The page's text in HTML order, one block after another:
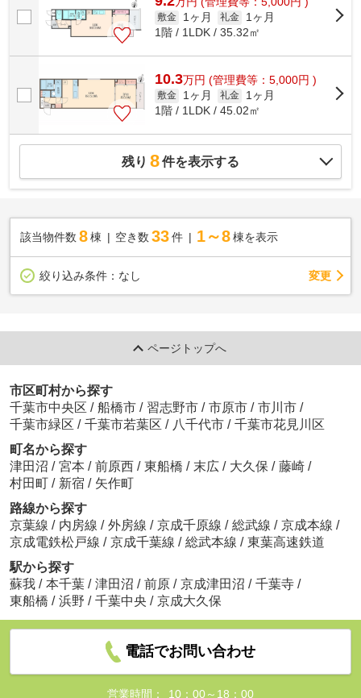
敷金 1ヶ月 礼金
1ヶ月
1階 / 1LDK / 35.32㎡
10.3万円 (管理費等：5,000円 )
敷金 1ヶ月 礼金
1ヶ月
1階 / 1LDK / 45.02㎡
残り 8件を表示する
該当物件数 8棟 空き数 33 件 1～8 棟を表示
絞り込み条件： なし 変更
ページトップへ
市区町村から探す
千葉市中央区 / 船橋市 / 習志野市 / 市原市 / 市川市 /
千葉市緑区 / 千葉市若葉区 / 八千代市 / 千葉市花見川区
町名から探す
津田沼 / 宮本 / 前原西 / 東船橋 / 末広 / 大久保 / 藤崎 /
村田町 / 新宿 / 矢作町
路線から探す
京葉線 / 内房線 / 外房線 / 京成千原線 / 総武線 / 京成本線 /
京成電鉄松戸線 / 京成千葉線 / 総武本線 / 東葉高速鉄道
駅から探す
蘇我 / 本千葉 / 津田沼 / 前原 / 京成津田沼 / 千葉寺 /
東船橋 / 浜野 / 千葉中央 / 京成大久保
電話でお問い合わせ
営業時間： 10：00～18：00